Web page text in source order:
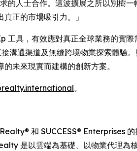
人士合作。這波擴展之所以別樹
正的市場吸引力。」
具，有效應對真正全球業務的實際
溝通渠道及無縫跨境物業探索體驗
未來現實而建構的創新方案。
。
和 SUCCESS® Enterprises
是以雲端為基礎、以物業代理為